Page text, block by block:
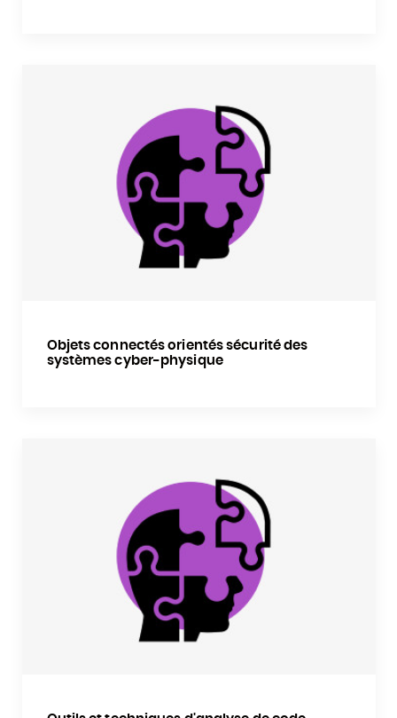
Objets connectés orientés sécurité des
systèmes cyber-physique